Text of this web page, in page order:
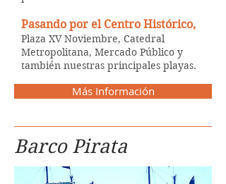
Pasando por el Centro Histórico,
Plaza XV Noviembre, Catedral
Metropolitana, Mercado Público y
también nuestras principales playas.
Más Información
Barco Pirata